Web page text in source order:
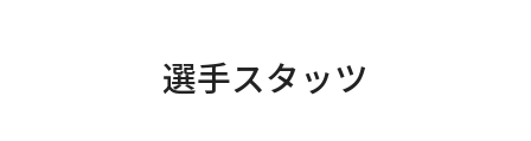
選手スタッツ